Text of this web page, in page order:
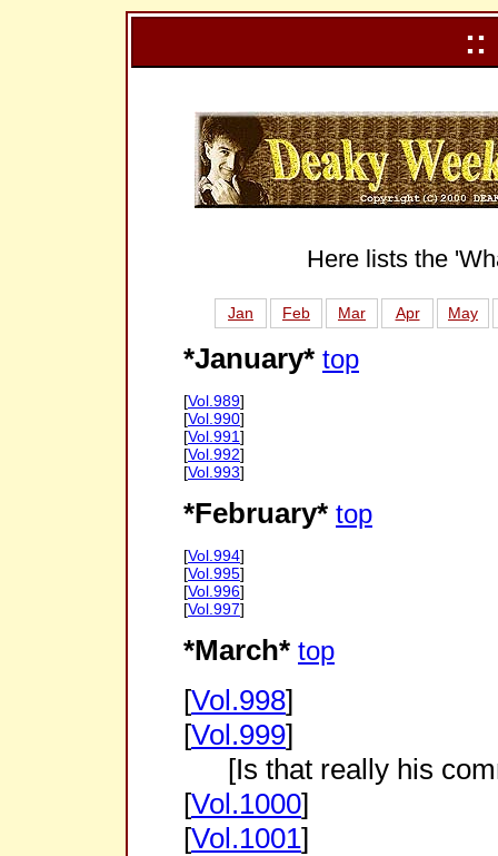
::
Here lists the
Jan Feb Mar Apr May
*January* top
[Vol.989]
[Vol.990]
[Vol.991]
[Vol.992]
[Vol.993]
*February* top
[Vol.994]
[Vol.995]
[Vol.996]
[Vol.997]
*March* top
[Vol.998]
[Vol.999]
[Is that really his
[Vol.1000]
[Vol.1001]